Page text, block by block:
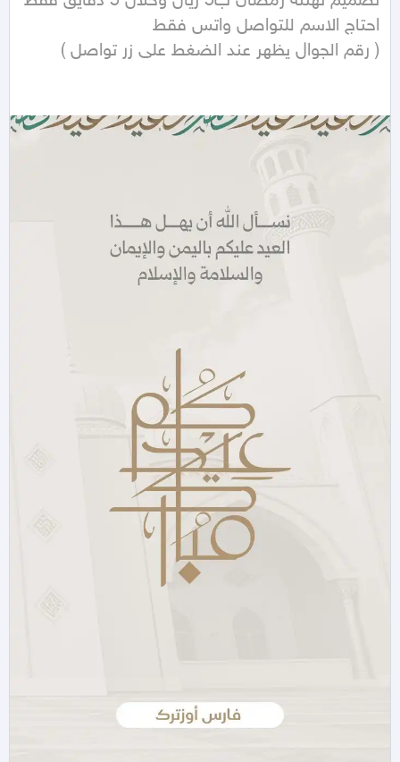
( رقم الجوال يظهر عند الضغط على زر تواصل )